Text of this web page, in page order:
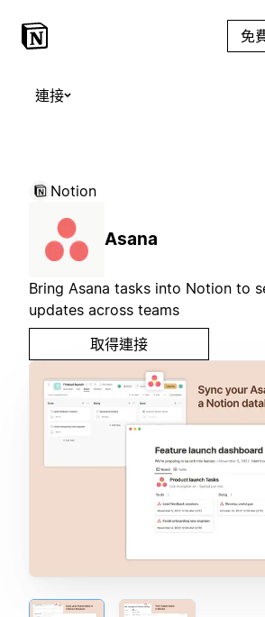
免
連接
Notion
Asana
Bring Asana tasks into Notion to
updates across teams
取得連接